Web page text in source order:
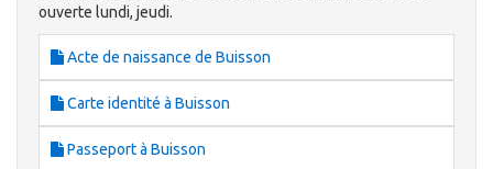
ouverte lundi, jeudi.
Acte de naissance de Buisson
Carte identité à Buisson
Passeport à Buisson